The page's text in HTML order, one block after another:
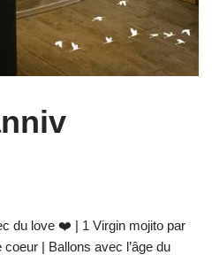
du love ❤️ | 1 Virgin mojito par
| Ballons avec l’âge du